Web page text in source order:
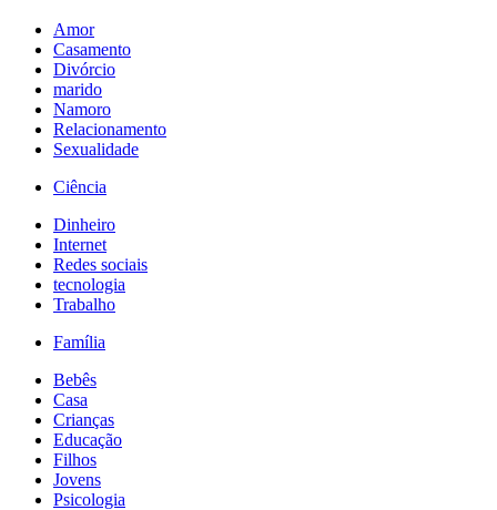
Amor
Casamento
Divórcio
marido
Namoro
Relacionamento
Sexualidade
Ciência
Dinheiro
Internet
Redes sociais
tecnologia
Trabalho
Família
Bebês
Casa
Crianças
Educação
Filhos
Jovens
Psicologia